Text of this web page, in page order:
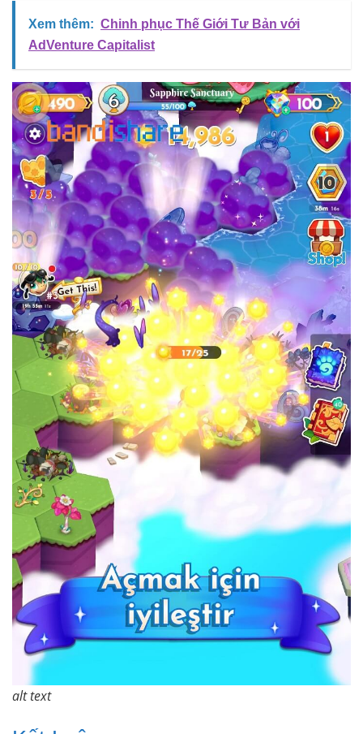
Xem thêm: Chinh phục Thế Giới Tư Bản với
AdVenture Capitalist
alt text